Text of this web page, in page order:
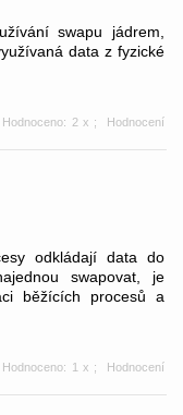
swapu jádrem,
data z fyzické
2 x ; Hodnocení
odkládají data do
swapovat, je
běžících procesů a
1 x ; Hodnocení